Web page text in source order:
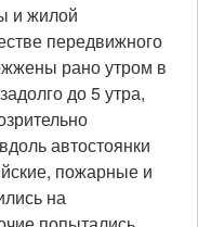
и жилой
передвижного
рано утром в
до 5 утра,
автостоянки
пожарные и
на